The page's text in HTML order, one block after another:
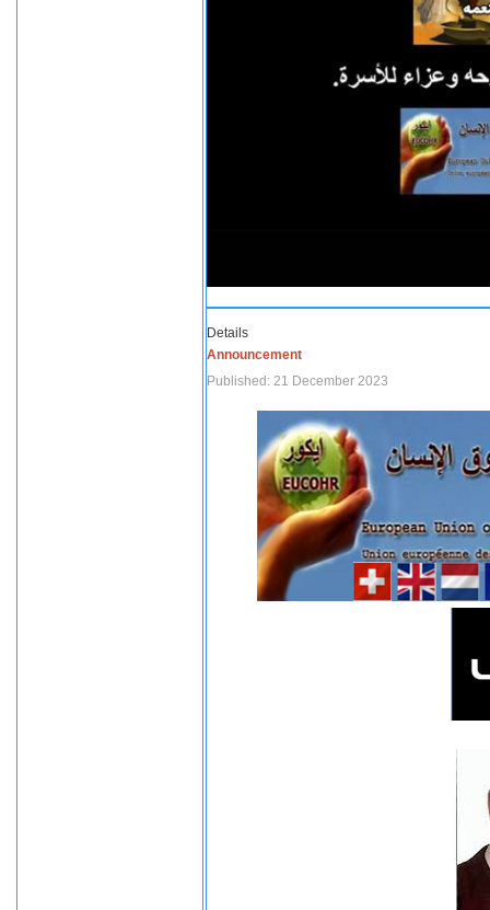
Details
Announcement
Published: 21 December 2023